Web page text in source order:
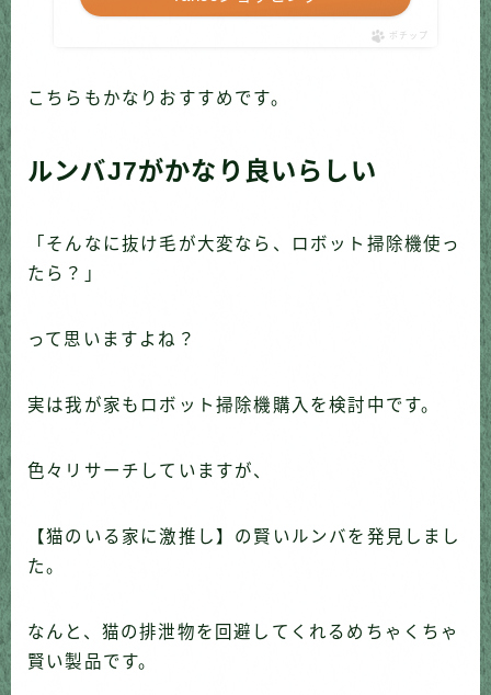
ポチップ
こちらもかなりおすすめです。
ルンバJ7がかなり良いらしい
「そんなに抜け毛が大変なら、ロボット掃除機使っ
たら？」
って思いますよね？
実は我が家もロボット掃除機購入を検討中です。
色々リサーチしていますが、
【猫のいる家に激推し】の賢いルンバを発見しまし
た。
なんと、猫の排泄物を回避してくれるめちゃくちゃ
賢い製品です。